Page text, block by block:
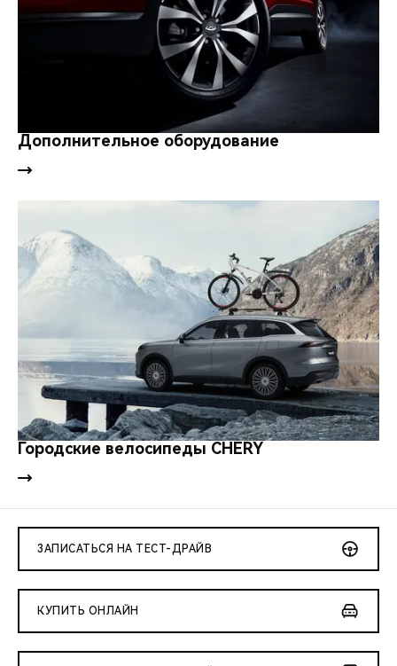
Дополнительное оборудование
Городские велосипеды CHERY
ЗАПИСАТЬСЯ НА ТЕСТ-ДРАЙВ
КУПИТЬ ОНЛАЙН